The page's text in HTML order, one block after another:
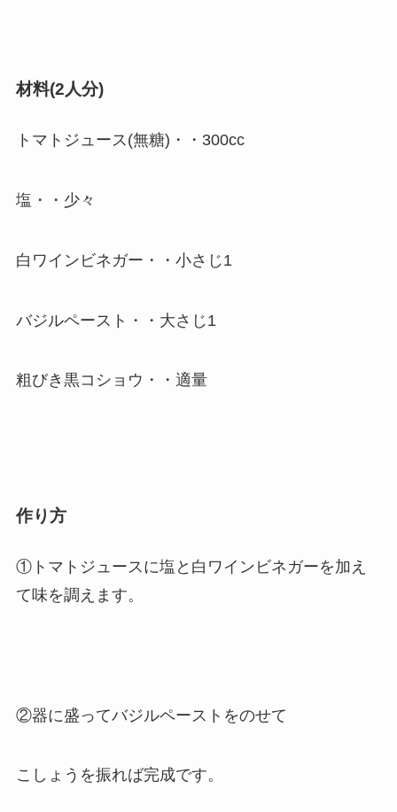
材料(2人分)
トマトジュース(無糖)・・300cc
塩・・少々
白ワインビネガー・・小さじ1
バジルペースト・・大さじ1
粗びき黒コショウ・・適量
作り方
①トマトジュースに塩と白ワインビネガーを加え
て味を調えます。
②器に盛ってバジルペーストをのせて
こしょうを振れば完成です。